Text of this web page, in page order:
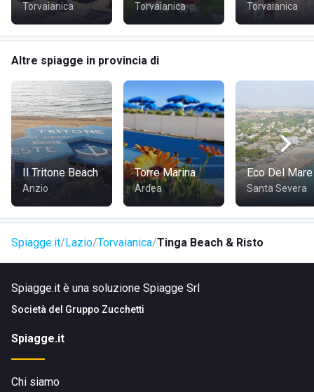
Torvaianica Torvaianica Torvaianica
Altre spiagge in provincia di
Il Tritone Beach
Anzio
Torre Marina
Ardea
Eco Del Mare
Santa Severa
Spiagge.it Lazio Torvaianica Tinga Beach & Risto
Spiagge.it è una soluzione Spiagge Srl
Società del Gruppo Zucchetti
Spiagge.it
Chi siamo